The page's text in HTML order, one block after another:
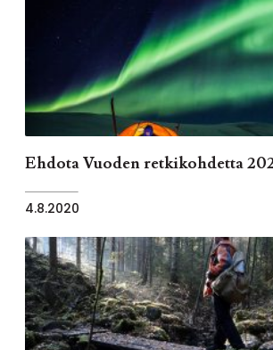
Ehdota Vuoden retkikohdetta
4.8.2020